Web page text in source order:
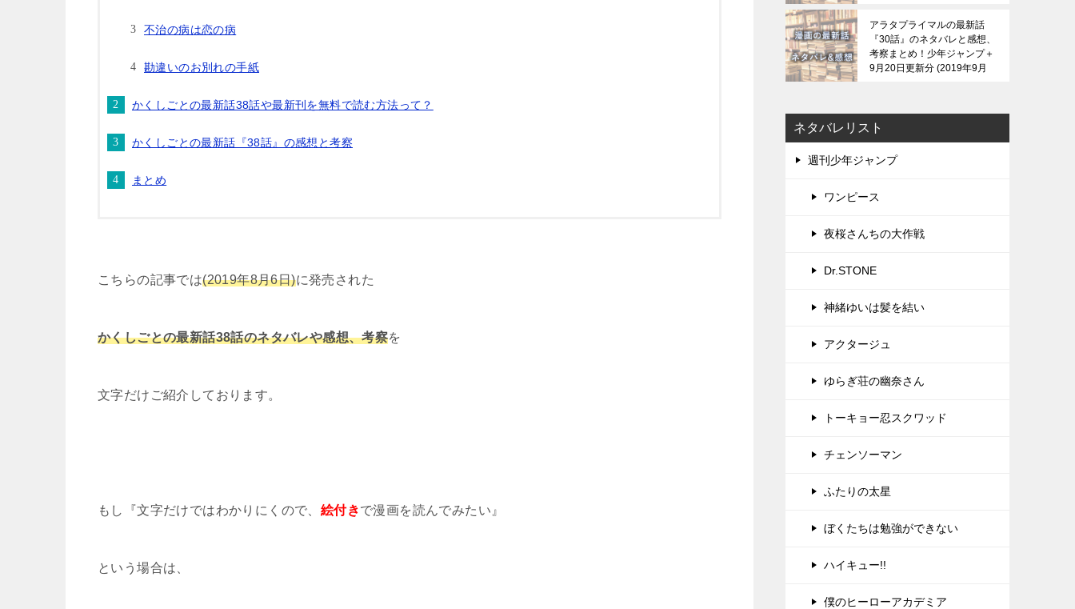
不治の病は恋の病
勘違いのお別れの手紙
かくしごとの最新話38話や最新刊を無料で読む方法って？
かくしごとの最新話『38話』の感想と考察
まとめ
こちらの記事では(2019年8月6日)に発売された
かくしごとの最新話38話のネタバレや感想、考察を
文字だけご紹介しております。
もし『文字だけではわかりにくので、 絵付きで漫画を読んでみたい』
という場合は、
アラタプライマルの最新話
『30話』のネタバレと感想、
考察まとめ！少年ジャンプ＋
9月20日更新分 2019年9月
ネタバレリスト
週刊少年ジャンプ
ワンピース
夜桜さんちの大作戦
Dr.STONE
神緒ゆいは髪を結い
アクタージュ
ゆらぎ荘の幽奈さん
トーキョー忍スクワッド
チェンソーマン
ふたりの太星
ぼくたちは勉強ができない
ハイキュー!!
僕のヒーローアカデミア